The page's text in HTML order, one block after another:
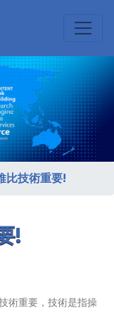
比技術重要!
!
術重要，技術是指操